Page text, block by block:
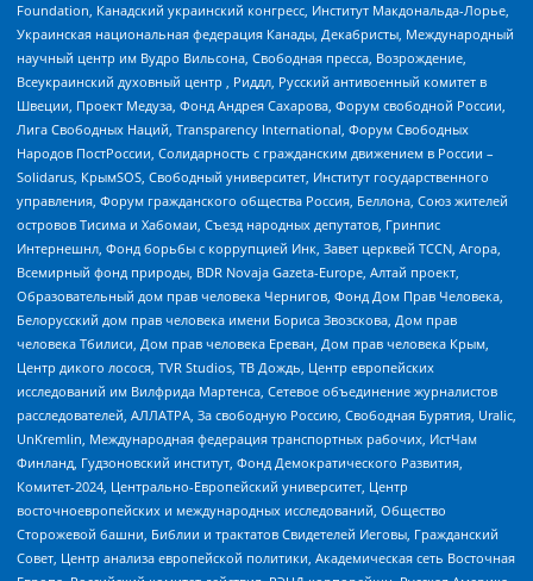
Foundation, Канадский украинский конгресс, Институт Макдональда-Лорье,
Украинская национальная федерация Канады, Декабристы, Международный
научный центр им Вудро Вильсона, Свободная пресса, Возрождение,
Всеукраинский духовный центр , Риддл, Русский антивоенный комитет в
Швеции, Проект Медуза, Фонд Андрея Сахарова, Форум свободной России,
Лига Свободных Наций, Transparеncy International, Форум Свободных
Народов ПостРоссии, Солидарность с гражданским движением в России –
Solidarus, КрымSOS, Свободный университет, Институт государственного
управления, Форум гражданского общества Россия, Беллона, Союз жителей
островов Тисима и Хабомаи, Съезд народных депутатов, Гринпис
Интернешнл, Фонд борьбы с коррупцией Инк, Завет церквей TCCN, Агора,
Всемирный фонд природы, BDR Novaja Gazeta-Europe, Алтай проект,
Образовательный дом прав человека Чернигов, Фонд Дом Прав Человека,
Белорусский дом прав человека имени Бориса Звозскова, Дом прав
человека Тбилиси, Дом прав человека Ереван, Дом прав человека Крым,
Центр дикого лосося, TVR Studios, ТВ Дождь, Центр европейских
исследований им Вилфрида Мартенса, Сетевое объединение журналистов
расследователей, АЛЛАТРА, За свободную Россию, Свободная Бурятия, Uralic,
UnKremlin, Международная федерация транспортных рабочих, ИстЧам
Финланд, Гудзоновский институт, Фонд Демократического Развития,
Комитет-2024, Центрально-Европейский университет, Центр
восточноевропейских и международных исследований, Общество
Сторожевой башни, Библии и трактатов Свидетелей Иеговы, Гражданский
Совет, Центр анализа европейской политики, Академическая сеть Восточная